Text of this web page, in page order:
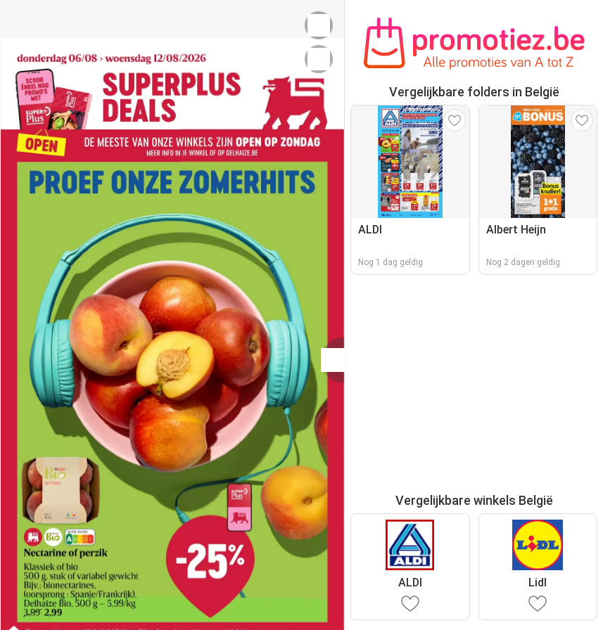
Vergelijkbare folders in België
ALDI
Nog 1 dag geldig
Albert Heijn
Nog 2 dagen geldig
Vergelijkbare winkels België
ALDI Lidl